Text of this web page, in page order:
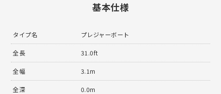
基本仕様
タイプ名 プレジャーボート
全長 31.0ft
全幅 3.1m
全深 0.0m